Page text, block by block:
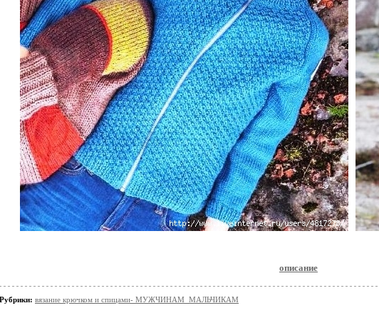
описание
Рубрики: вязание крючком и спицами- МУЖЧИНАМ_МАЛЬЧИКАМ